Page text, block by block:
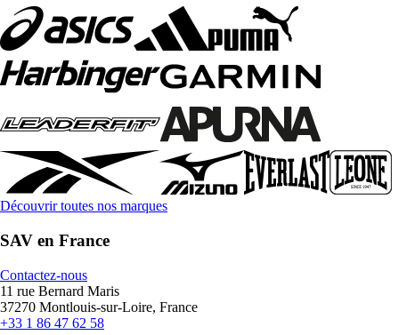
Découvrir toutes nos marques
SAV en France
Contactez-nous
11 rue Bernard Maris
37270 Montlouis-sur-Loire, France
+33 1 86 47 62 58